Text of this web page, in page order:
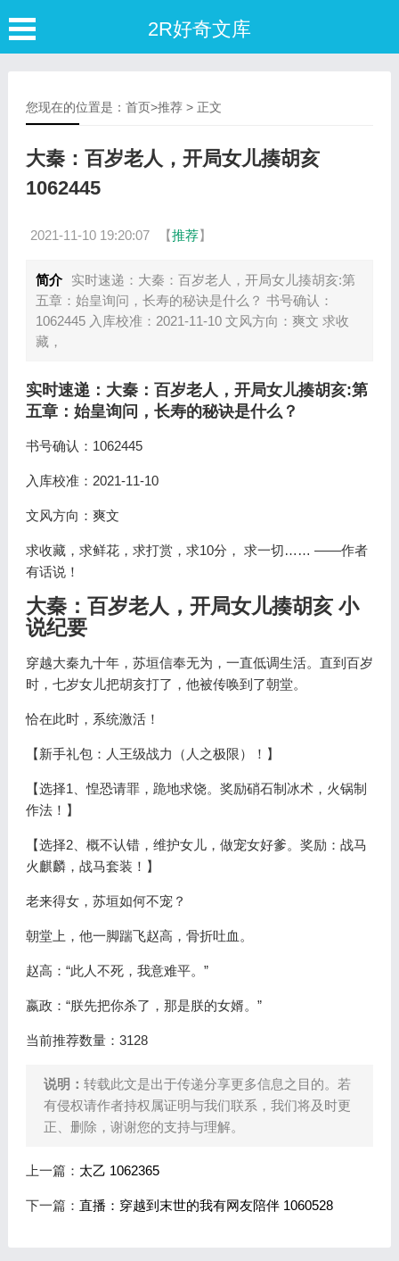
2R好奇文库
您现在的位置是： 首页>推荐> 正文
大秦：百岁老人，开局女儿揍胡亥
1062445
2021-11-10 19:20:07 【推荐】
简介
实时速递：大秦：百岁老人，开局女儿揍胡亥:第
五章：始皇询问，长寿的秘诀是什么？ 书号确认：
1062445 入库校准：2021-11-10 文风方向：爽文 求收
藏，
实时速递：大秦：百岁老人，开局女儿揍胡亥:第
五章：始皇询问，长寿的秘诀是什么？
书号确认：1062445
入库校准：2021-11-10
文风方向：爽文
求收藏，求鲜花，求打赏，求10分， 求一切…… ——作者
有话说！
大秦：百岁老人，开局女儿揍胡亥 小
说纪要
穿越大秦九十年，苏垣信奉无为，一直低调生活。直到百岁
时，七岁女儿把胡亥打了，他被传唤到了朝堂。
恰在此时，系统激活！
【新手礼包：人王级战力（人之极限）！】
【选择1、惶恐请罪，跪地求饶。奖励硝石制冰术，火锅制
作法！】
【选择2、概不认错，维护女儿，做宠女好爹。奖励：战马
火麒麟，战马套装！】
老来得女，苏垣如何不宠？
朝堂上，他一脚踹飞赵高，骨折吐血。
赵高：“此人不死，我意难平。”
嬴政：“朕先把你杀了，那是朕的女婿。”
当前推荐数量：3128
说明： 转载此文是出于传递分享更多信息之目的。若
有侵权请作者持权属证明与我们联系，我们将及时更
正、删除，谢谢您的支持与理解。
上一篇： 太乙 1062365
下一篇： 直播：穿越到末世的我有网友陪伴 1060528